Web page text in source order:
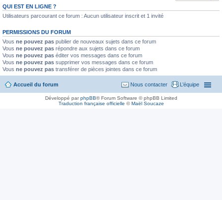
QUI EST EN LIGNE ?
Utilisateurs parcourant ce forum : Aucun utilisateur inscrit et 1 invité
PERMISSIONS DU FORUM
Vous ne pouvez pas publier de nouveaux sujets dans ce forum
Vous ne pouvez pas répondre aux sujets dans ce forum
Vous ne pouvez pas éditer vos messages dans ce forum
Vous ne pouvez pas supprimer vos messages dans ce forum
Vous ne pouvez pas transférer de pièces jointes dans ce forum
Accueil du forum L’équipe
Nous contacter
Développé parphpBB® Forum Software © phpBB Limited
Traduction française officielle ©Maël Soucaze